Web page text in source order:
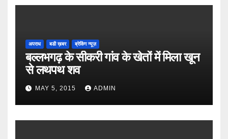
अपराध बडी ख़बर ब्रेकिंग न्यूज़
बल्लभगढ़ के सीकरी गांव के खेतों में मिला खून
से लथपथ शव
MAY 5, 2015 ADMIN